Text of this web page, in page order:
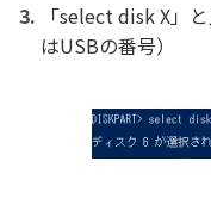
「select disk X」
はUSBの番号）